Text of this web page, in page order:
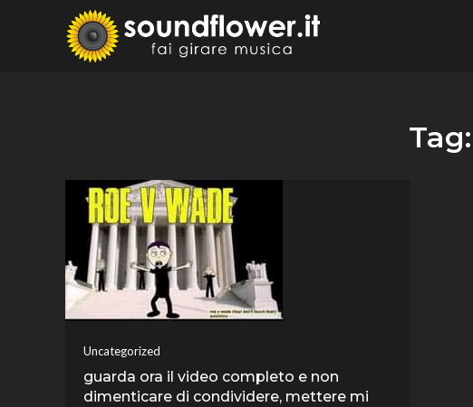
Tag:
Uncategorized
guarda ora il video completo e non
dimenticare di condividere, mettere mi